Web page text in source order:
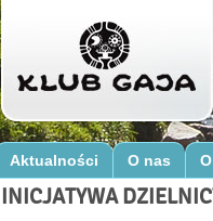
Aktualności O nas
INICJATYWA